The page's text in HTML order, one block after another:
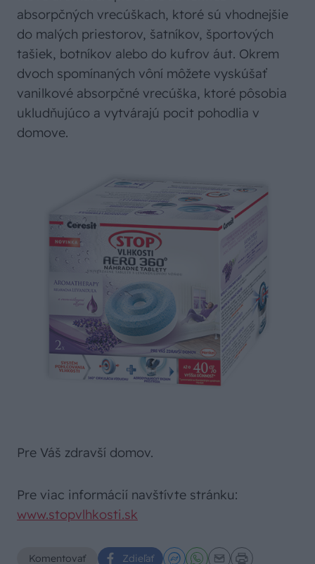
absorpčných vrecúškach, ktoré sú vhodnejšie
do malých priestorov, šatníkov, športových
tašiek, botníkov alebo do kufrov áut. Okrem
dvoch spomínaných vôní môžete vyskúšať
vanilkové absorpčné vrecúška, ktoré pôsobia
ukludňujúco a vytvárajú pocit pohodlia v
domove.
Pre Váš zdravší domov.
Pre viac informácií navštívte stránku:
www.stopvlhkosti.sk
Komentovať Zdieľať